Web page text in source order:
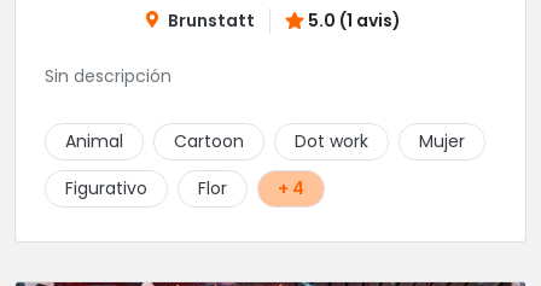
Brunstatt 5.0 (1 avis)
Sin descripción
Animal Cartoon Dot work
Mujer
Figurativo
Flor + 4